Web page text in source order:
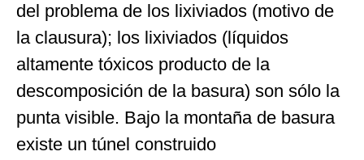
del problema de los lixiviados (motivo de
la clausura); los lixiviados (líquidos
altamente tóxicos producto de la
descomposición de la basura) son sólo la
punta visible. Bajo la montaña de basura
existe un túnel construido